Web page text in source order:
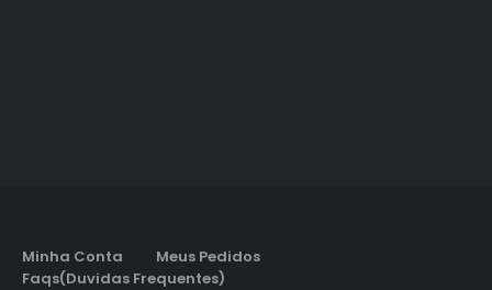
Minha Conta
Meus Pedidos
Faqs(Duvidas Frequentes)